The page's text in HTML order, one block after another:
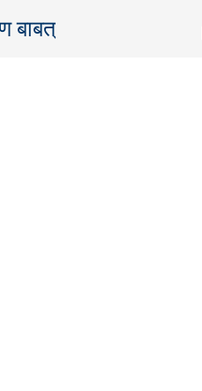
बाबत्